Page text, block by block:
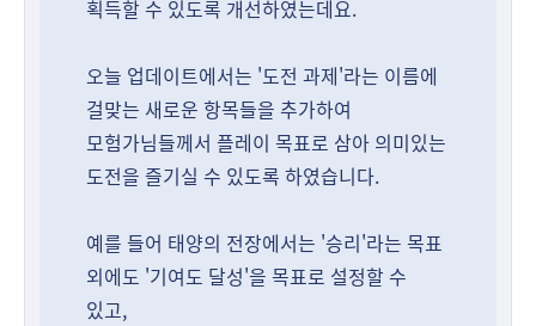
획득할 수 있도록 개선하였는데요.
오늘 업데이트에서는 '도전 과제'라는 이름에
걸맞는 새로운 항목들을 추가하여
모험가님들께서 플레이 목표로 삼아 의미있는
도전을 즐기실 수 있도록 하였습니다.
예를 들어 태양의 전장에서는 '승리'라는 목표
외에도 '기여도 달성'을 목표로 설정할 수
있고,